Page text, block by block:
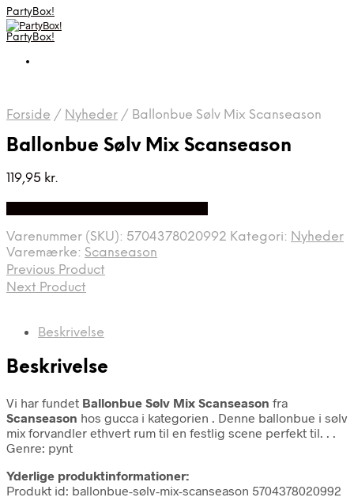
PartyBox!
PartyBox!
Forside / Nyheder / Ballonbue Sølv Mix Scanseason
Ballonbue Sølv Mix Scanseason
119,95 kr.
Varenummer (SKU): 5704378020992 Kategori: Nyheder
Varemærke: Scanseason
Previous Product
Next Product
Beskrivelse
Beskrivelse
Vi har fundet Ballonbue Sølv Mix Scanseason fra
Scanseason hos gucca i kategorien . Denne ballonbue i sølv
mix forvandler ethvert rum til en festlig scene perfekt til. . .
Genre: pynt
Yderlige produktinformationer:
Produkt id: ballonbue-sølv-mix-scanseason 5704378020992